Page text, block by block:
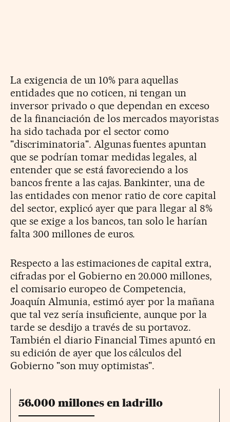
La exigencia de un 10% para aquellas
entidades que no coticen, ni tengan un
inversor privado o que dependan en exceso
de la financiación de los mercados mayoristas
ha sido tachada por el sector como
"discriminatoria". Algunas fuentes apuntan
que se podrían tomar medidas legales, al
entender que se está favoreciendo a los
bancos frente a las cajas. Bankinter, una de
las entidades con menor ratio de core capital
del sector, explicó ayer que para llegar al 8%
que se exige a los bancos, tan solo le harían
falta 300 millones de euros.
Respecto a las estimaciones de capital extra,
cifradas por el Gobierno en 20.000 millones,
el comisario europeo de Competencia,
Joaquín Almunia, estimó ayer por la mañana
que tal vez sería insuficiente, aunque por la
tarde se desdijo a través de su portavoz.
También el diario Financial Times apuntó en
su edición de ayer que los cálculos del
Gobierno "son muy optimistas".
56.000 millones en ladrillo